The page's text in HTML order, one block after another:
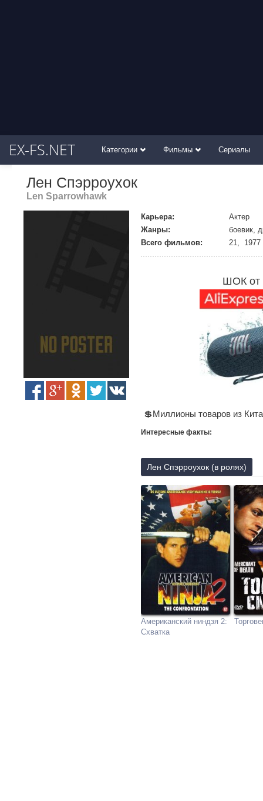
EX-FS.NET Категории Фильмы Сериалы
Лен Спэрроухок
Len Sparrowhawk
Карьера:
Актер
Жанры:
боевик,
Всего фильмов:
21, 1977
ШОК от
💲Миллионы товаров из
Интересные факты:
Лен Спэрроухок (в ролях)
Американский ниндзя 2:
Схватка